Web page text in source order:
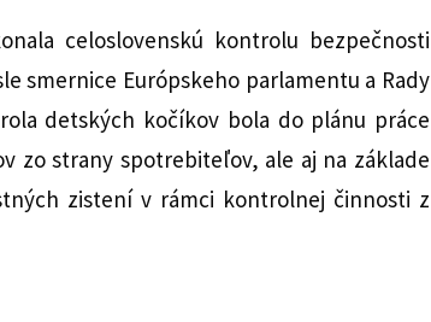
celoslovenskú kontrolu bezpečnosti
smernice Európskeho parlamentu a Rady
detských kočíkov bola do plánu práce
zo strany spotrebiteľov, ale aj na základe
zistení v rámci kontrolnej činnosti z